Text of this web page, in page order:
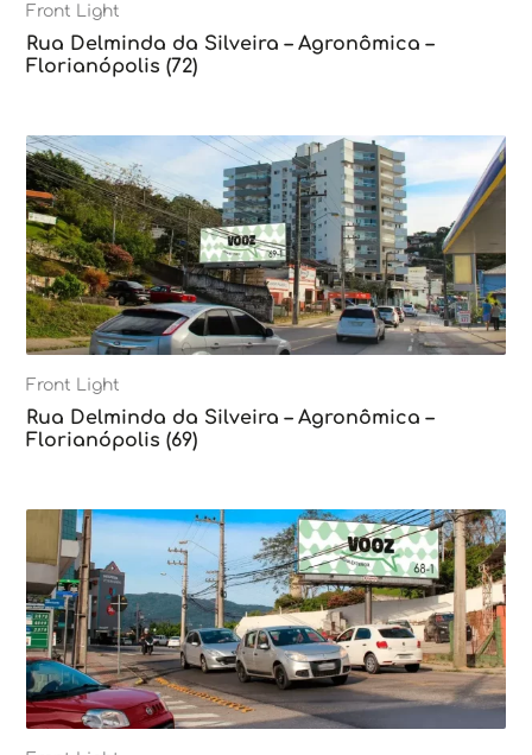
Front Light
Rua Delminda da Silveira – Agronômica –
Florianópolis (72)
Front Light
Rua Delminda da Silveira – Agronômica –
Florianópolis (69)